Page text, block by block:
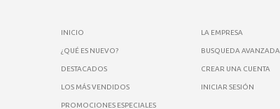
INICIO
¿QUÉ ES NUEVO?
DESTACADOS
LOS MÁS VENDIDOS
PROMOCIONES ESPECIALES
LA EMPRESA
BUSQUEDA AVANZADA
CREAR UNA CUENTA
INICIAR SESIÓN